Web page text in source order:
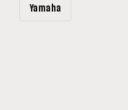
Yamaha